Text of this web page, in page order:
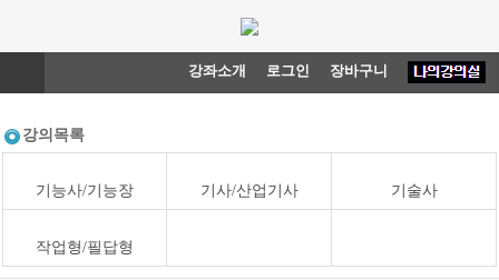
강좌소개 로그인 장바구니
강의목록
기능사/기능장 기사/산업기사 기술사
작업형/필답형